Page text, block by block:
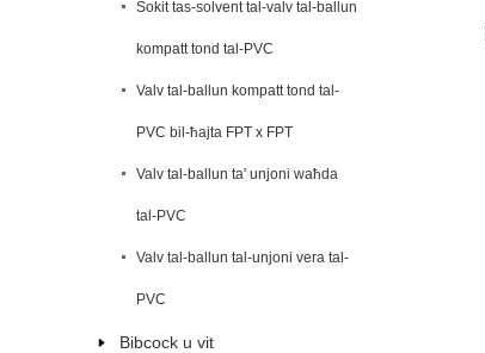
Sokit tas-solvent tal-valv tal-ballun
kompatt tond tal-PVC
Valv tal-ballun kompatt tond tal-
PVC bil-ħajta FPT x FPT
Valv tal-ballun ta' unjoni waħda
tal-PVC
Valv tal-ballun tal-unjoni vera tal-
PVC
Bibcock u vit